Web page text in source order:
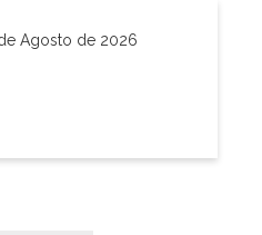
Agosto de 2026